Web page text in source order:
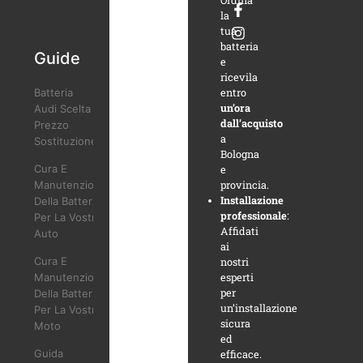
la
tua
batteria
e
ricevila
entro
un’ora
dall’acquisto
a
Bologna
e
provincia.
Installazione
professionale:
Affidati
ai
nostri
esperti
per
un’installazione
sicura
ed
efficace.
Guide
Batteria
Audi Scelta
Prezzo
Sostituzione
Cura E
Manutenzione
Della Batteria
Per La Vostra
Auto
Cura E
Manutenzione
Della Batteria
Per La Vostra
Moto
Guida